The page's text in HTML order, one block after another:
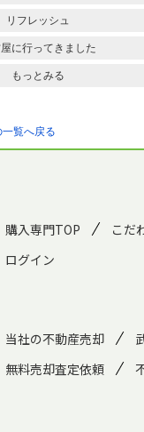
リフレッシュ
に行ってきました
もっとみる
覧へ戻る
購入専門TOP こだ
ログイン
当社の不動産売却
無料売却査定依頼